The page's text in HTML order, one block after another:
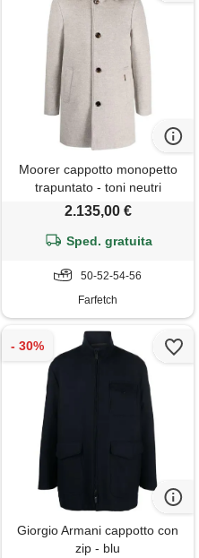
Moorer cappotto monopetto
trapuntato - toni neutri
2.135,00 €
Sped. gratuita
50-52-54-56
Farfetch
Giorgio Armani cappotto con
zip - blu